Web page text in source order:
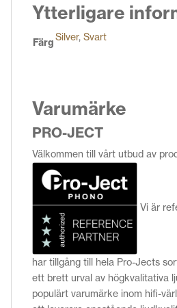
Ytterligare
FärgSilver, Svart
Varumärke
PRO-JECT
Välkommen till vårt utbud av
Vi är
har tillgång till hela Pro-Jects
ett brett urval av högkvalitativa
populärt varumärke inom hifi-